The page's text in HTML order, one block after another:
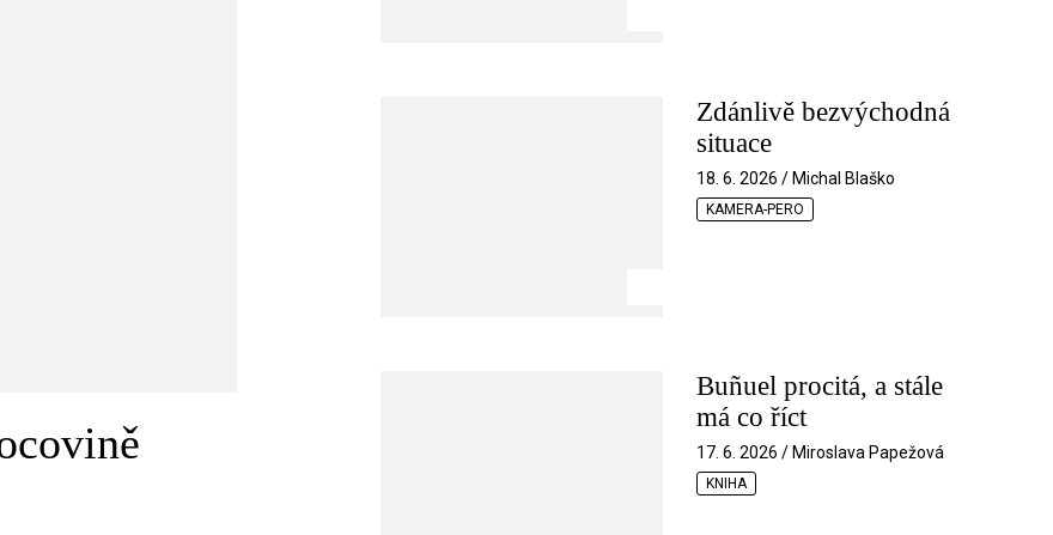
Zdánlivě bezvýchodná
situace
18. 6. 2026 / Michal Blaško
KAMERA-PERO
Buñuel procitá, a stále
má co říct
17. 6. 2026 / Miroslava Papežová
KNIHA